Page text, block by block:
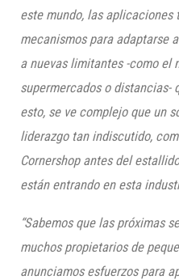
este mundo, las aplicaciones
mecanismos para adaptarse
a nuevas limitantes -como el
supermercados o distancias-
esto, se ve complejo que un
liderazgo tan indiscutido,
Cornershop antes del
están entrando en esta
“Sabemos que las próximas
muchos propietarios de
anunciamos esfuerzos para